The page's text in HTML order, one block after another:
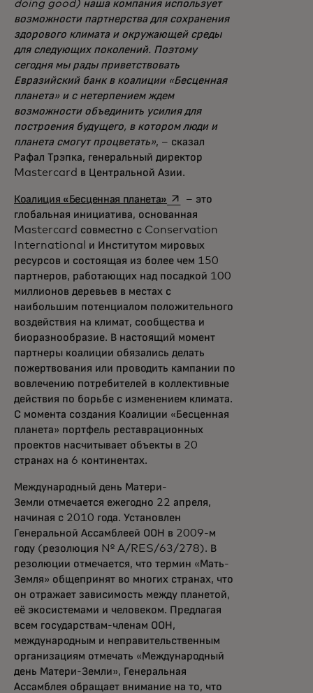
doing good) наша компания использует
возможности партнерства для сохранения
здорового климата и окружающей среды
для следующих поколений. Поэтому
сегодня мы рады приветствовать
Евразийский банк в коалиции «Бесценная
планета» и с нетерпением ждем
возможности объединить усилия для
построения будущего, в котором люди и
планета смогут процветать», – сказал
Рафал Трэпка, генеральный директор
Mastercard в Центральной Азии.
Коалиция «Бесценная планета» opens in a new tab
– это
глобальная инициатива, основанная
Mastercard совместно с Conservation
International и Институтом мировых
ресурсов и состоящая из более чем 150
партнеров, работающих над посадкой 100
миллионов деревьев в местах с
наибольшим потенциалом положительного
воздействия на климат, сообщества и
биоразнообразие. В настоящий момент
партнеры коалиции обязались делать
пожертвования или проводить кампании по
вовлечению потребителей в коллективные
действия по борьбе с изменением климата.
С момента создания Коалиции «Бесценная
планета» портфель реставрационных
проектов насчитывает объекты в 20
странах на 6 континентах.
Международный день Матери-
Земли отмечается ежегодно 22 апреля,
начиная с 2010 года. Установлен
Генеральной Ассамблеей ООН в 2009-м
году (резолюция № A/RES/63/278). В
резолюции отмечается, что термин «Мать-
Земля» общепринят во многих странах, что
он отражает зависимость между планетой,
её экосистемами и человеком. Предлагая
всем государствам-членам ООН,
международным и неправительственным
организациям отмечать «Международный
день Матери-Земли», Генеральная
Ассамблея обращает внимание на то, что